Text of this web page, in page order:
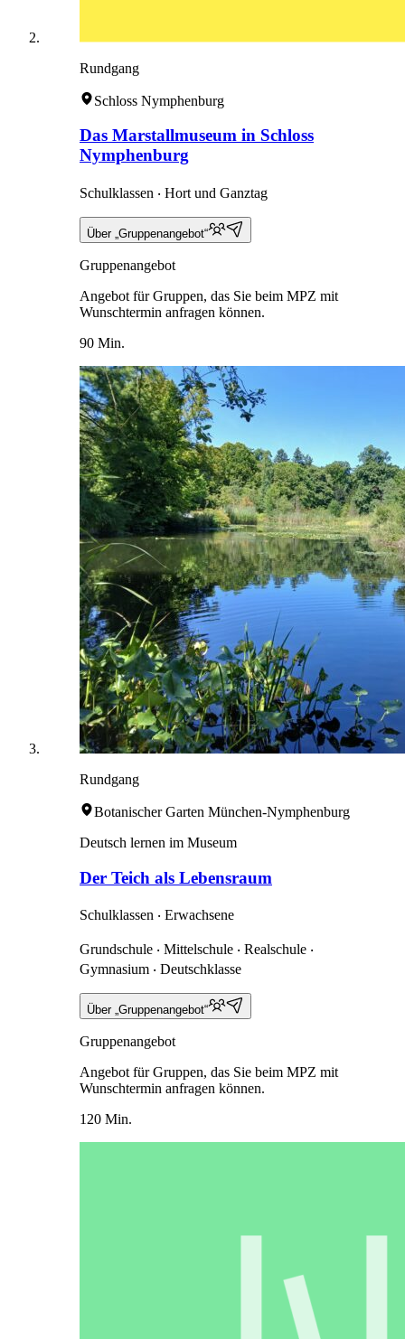
Rundgang
Schloss Nymphenburg
Das Marstallmuseum in Schloss
Nymphenburg
Schulklassen ‧ Hort und Ganztag
Über „Gruppenangebot“
Gruppenangebot
Angebot für Gruppen, das Sie beim MPZ mit
Wunschtermin anfragen können.
90 Min.
Rundgang
Botanischer Garten München-Nymphenburg
Deutsch lernen im Museum
Der Teich als Lebensraum
Schulklassen ‧ Erwachsene
Grundschule ‧ Mittelschule ‧ Realschule ‧
Gymnasium ‧ Deutschklasse
Über „Gruppenangebot“
Gruppenangebot
Angebot für Gruppen, das Sie beim MPZ mit
Wunschtermin anfragen können.
120 Min.